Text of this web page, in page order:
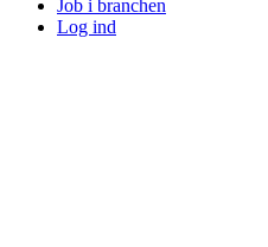
Job i branchen
Log ind